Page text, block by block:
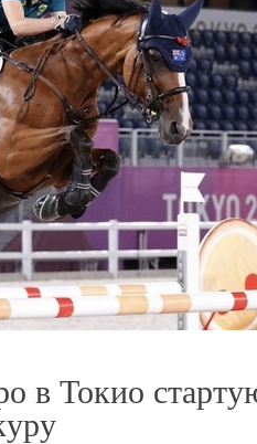
в Токио